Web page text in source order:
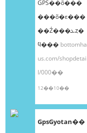
GPS��õ���
���õ�ε���
��Ź���ܥȥ�
ϥ��� bottomha
us.com/shopdetai
l/000��
12��10��
GpsGyotan��